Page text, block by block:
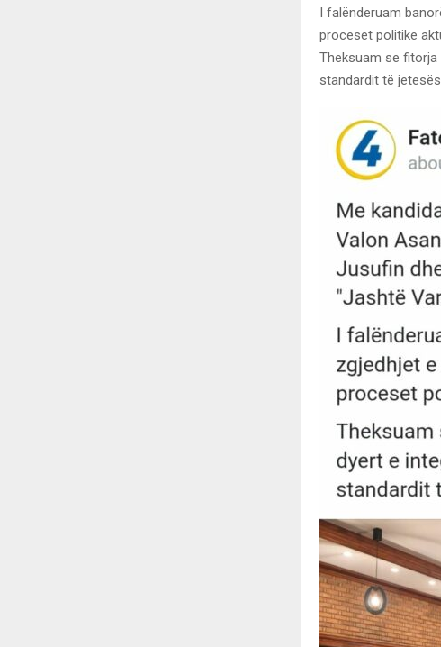
I falënderuam
proceset politike
Theksuam se fitorja
standardit të